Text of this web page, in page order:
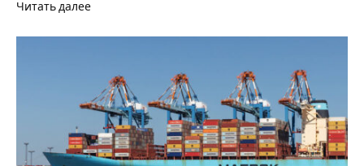
Читать далее